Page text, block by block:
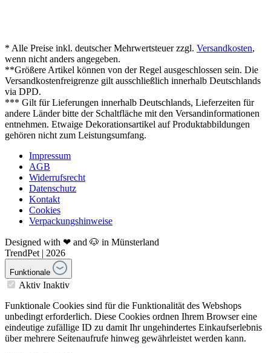
* Alle Preise inkl. deutscher Mehrwertsteuer zzgl. Versandkosten,
wenn nicht anders angegeben.
**Größere Artikel können von der Regel ausgeschlossen sein. Die
Versandkostenfreigrenze gilt ausschließlich innerhalb Deutschlands
via DPD.
*** Gilt für Lieferungen innerhalb Deutschlands, Lieferzeiten für
andere Länder bitte der Schaltfläche mit den Versandinformationen
entnehmen. Etwaige Dekorationsartikel auf Produktabbildungen
gehören nicht zum Leistungsumfang.
Impressum
AGB
Widerrufsrecht
Datenschutz
Kontakt
Cookies
Verpackungshinweise
Designed with ❤ and 🐶 in Münsterland
TrendPet | 2026
Funktionale
Aktiv Inaktiv
Funktionale Cookies sind für die Funktionalität des Webshops
unbedingt erforderlich. Diese Cookies ordnen Ihrem Browser eine
eindeutige zufällige ID zu damit Ihr ungehindertes Einkaufserlebnis
über mehrere Seitenaufrufe hinweg gewährleistet werden kann.